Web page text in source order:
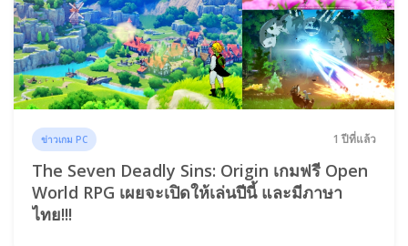
ข่าวเกม PC 1 ปีที่แล้ว
The Seven Deadly Sins: Origin เกมฟรี Open
World RPG เผยจะเปิดให้เล่นปีนี้ และมีภาษา
ไทย!!!